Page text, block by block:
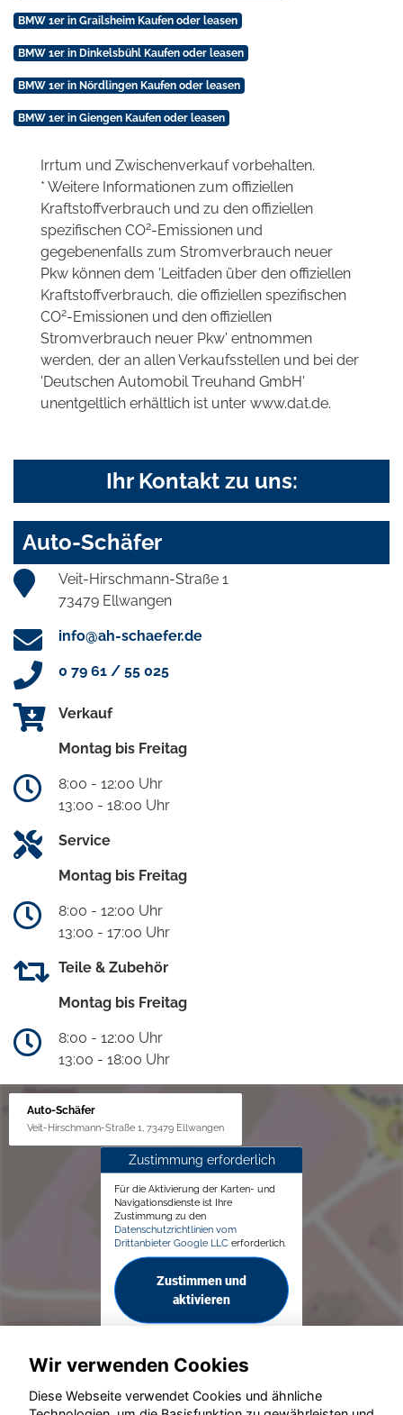
BMW 1er in Grailsheim Kaufen oder leasen
BMW 1er in Dinkelsbühl Kaufen oder leasen
BMW 1er in Nördlingen Kaufen oder leasen
BMW 1er in Giengen Kaufen oder leasen
Irrtum und Zwischenverkauf vorbehalten.
* Weitere Informationen zum offiziellen
Kraftstoffverbrauch und zu den offiziellen
spezifischen CO2-Emissionen und
gegebenenfalls zum Stromverbrauch neuer
Pkw können dem 'Leitfaden über den offiziellen
Kraftstoffverbrauch, die offiziellen spezifischen
CO2-Emissionen und den offiziellen
Stromverbrauch neuer Pkw' entnommen
werden, der an allen Verkaufsstellen und bei der
'Deutschen Automobil Treuhand GmbH'
unentgeltlich erhältlich ist unter www.dat.de.
Ihr Kontakt zu uns:
Auto-Schäfer
Veit-Hirschmann-Straße 1
73479 Ellwangen
info@ah-schaefer.de
0 79 61 / 55 025
Verkauf
Montag bis Freitag
8:00 - 12:00 Uhr
13:00 - 18:00 Uhr
Service
Montag bis Freitag
8:00 - 12:00 Uhr
13:00 - 17:00 Uhr
Teile & Zubehör
Montag bis Freitag
8:00 - 12:00 Uhr
13:00 - 18:00 Uhr
Auto-Schäfer
Veit-Hirschmann-Straße 1, 73479 Ellwangen
Zustimmung erforderlich
Für die Aktivierung der Karten- und
Navigationsdienste ist Ihre
Zustimmung zu den
Datenschutzrichtlinien vom
Drittanbieter Google LLC erforderlich.
Zustimmen und
aktivieren
Wir verwenden Cookies
Diese Webseite verwendet Cookies und ähnliche